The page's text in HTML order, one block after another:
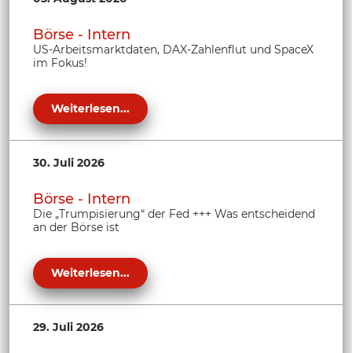
Börse - Intern
US-Arbeitsmarktdaten, DAX-Zahlenflut und SpaceX
im Fokus!
Weiterlesen...
30. Juli 2026
Börse - Intern
Die „Trumpisierung“ der Fed +++ Was entscheidend
an der Börse ist
Weiterlesen...
29. Juli 2026